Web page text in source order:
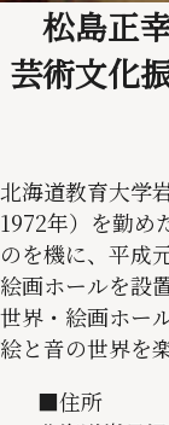
松島正
芸術文化
北海道教育大学
1972年）を勤め
のを機に、平成
絵画ホールを設
世界・絵画ホー
絵と音の世界を
■住所